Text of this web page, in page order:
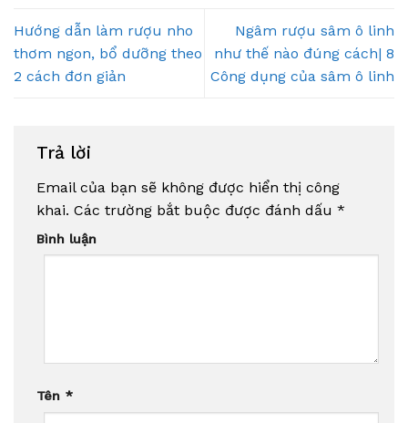
Hướng dẫn làm rượu nho
thơm ngon, bổ dưỡng theo
2 cách đơn giản
Ngâm rượu sâm ô linh
như thế nào đúng cách| 8
Công dụng của sâm ô linh
Trả lời
Email của bạn sẽ không được hiển thị công
khai. Các trường bắt buộc được đánh dấu *
Bình luận
Tên *